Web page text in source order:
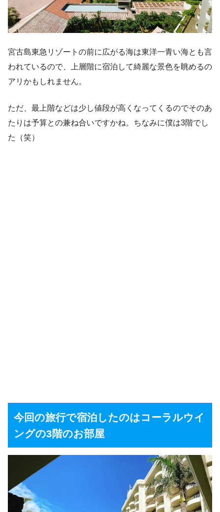
宮古島東急リゾートの前に広がる海は東洋一青い海とも言
われているので、上層階に宿泊して綺麗な景色を眺めるの
アリかもしれません。
ただ、最上階などは少し値段が高くなってくるのでそのあ
たりは予算との兼ね合いですかね。ちなみに僕は3階でし
た（笑）
今回の旅行で宿泊したのはコーラルウイ
ングの3階のお部屋